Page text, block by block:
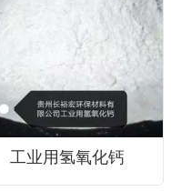
工业用氢氧化钙